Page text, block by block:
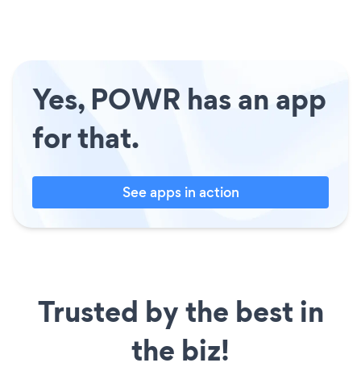
Yes, POWR has an app
for that.
See apps in action
Trusted by the best in
the biz!